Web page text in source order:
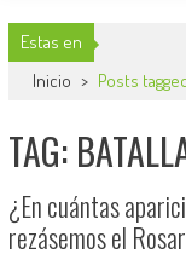
Estas en
Inicio > Posts
TAG:
¿En cuántas
rezásemos el